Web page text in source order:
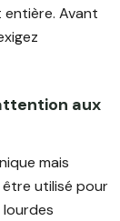
Avant
aux
mais
être utilisé pour
lourdes